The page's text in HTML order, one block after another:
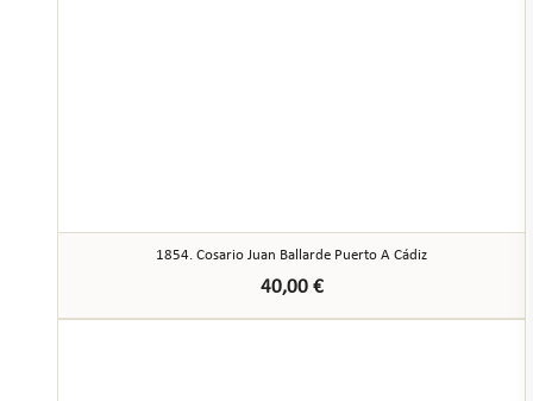
1854. Cosario Juan Ballarde Puerto A Cádiz
40,00 €